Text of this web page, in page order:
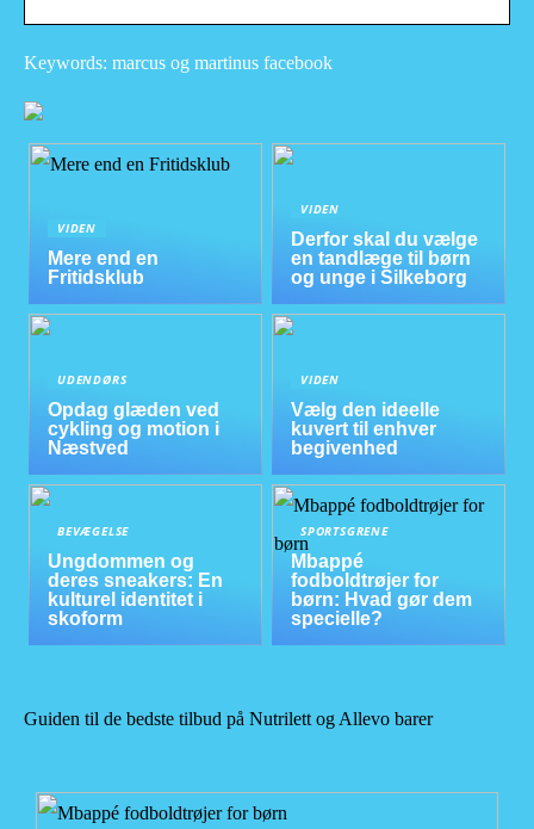
Keywords: marcus og martinus facebook
VIDEN
Mere end en
Fritidsklub
VIDEN
Derfor skal du vælge
en tandlæge til børn
og unge i Silkeborg
UDENDØRS
Opdag glæden ved
cykling og motion i
Næstved
VIDEN
Vælg den ideelle
kuvert til enhver
begivenhed
BEVÆGELSE
Ungdommen og
deres sneakers: En
kulturel identitet i
skoform
SPORTSGRENE
Mbappé
fodboldtrøjer for
børn: Hvad gør dem
specielle?
Guiden til de bedste tilbud på Nutrilett og Allevo barer